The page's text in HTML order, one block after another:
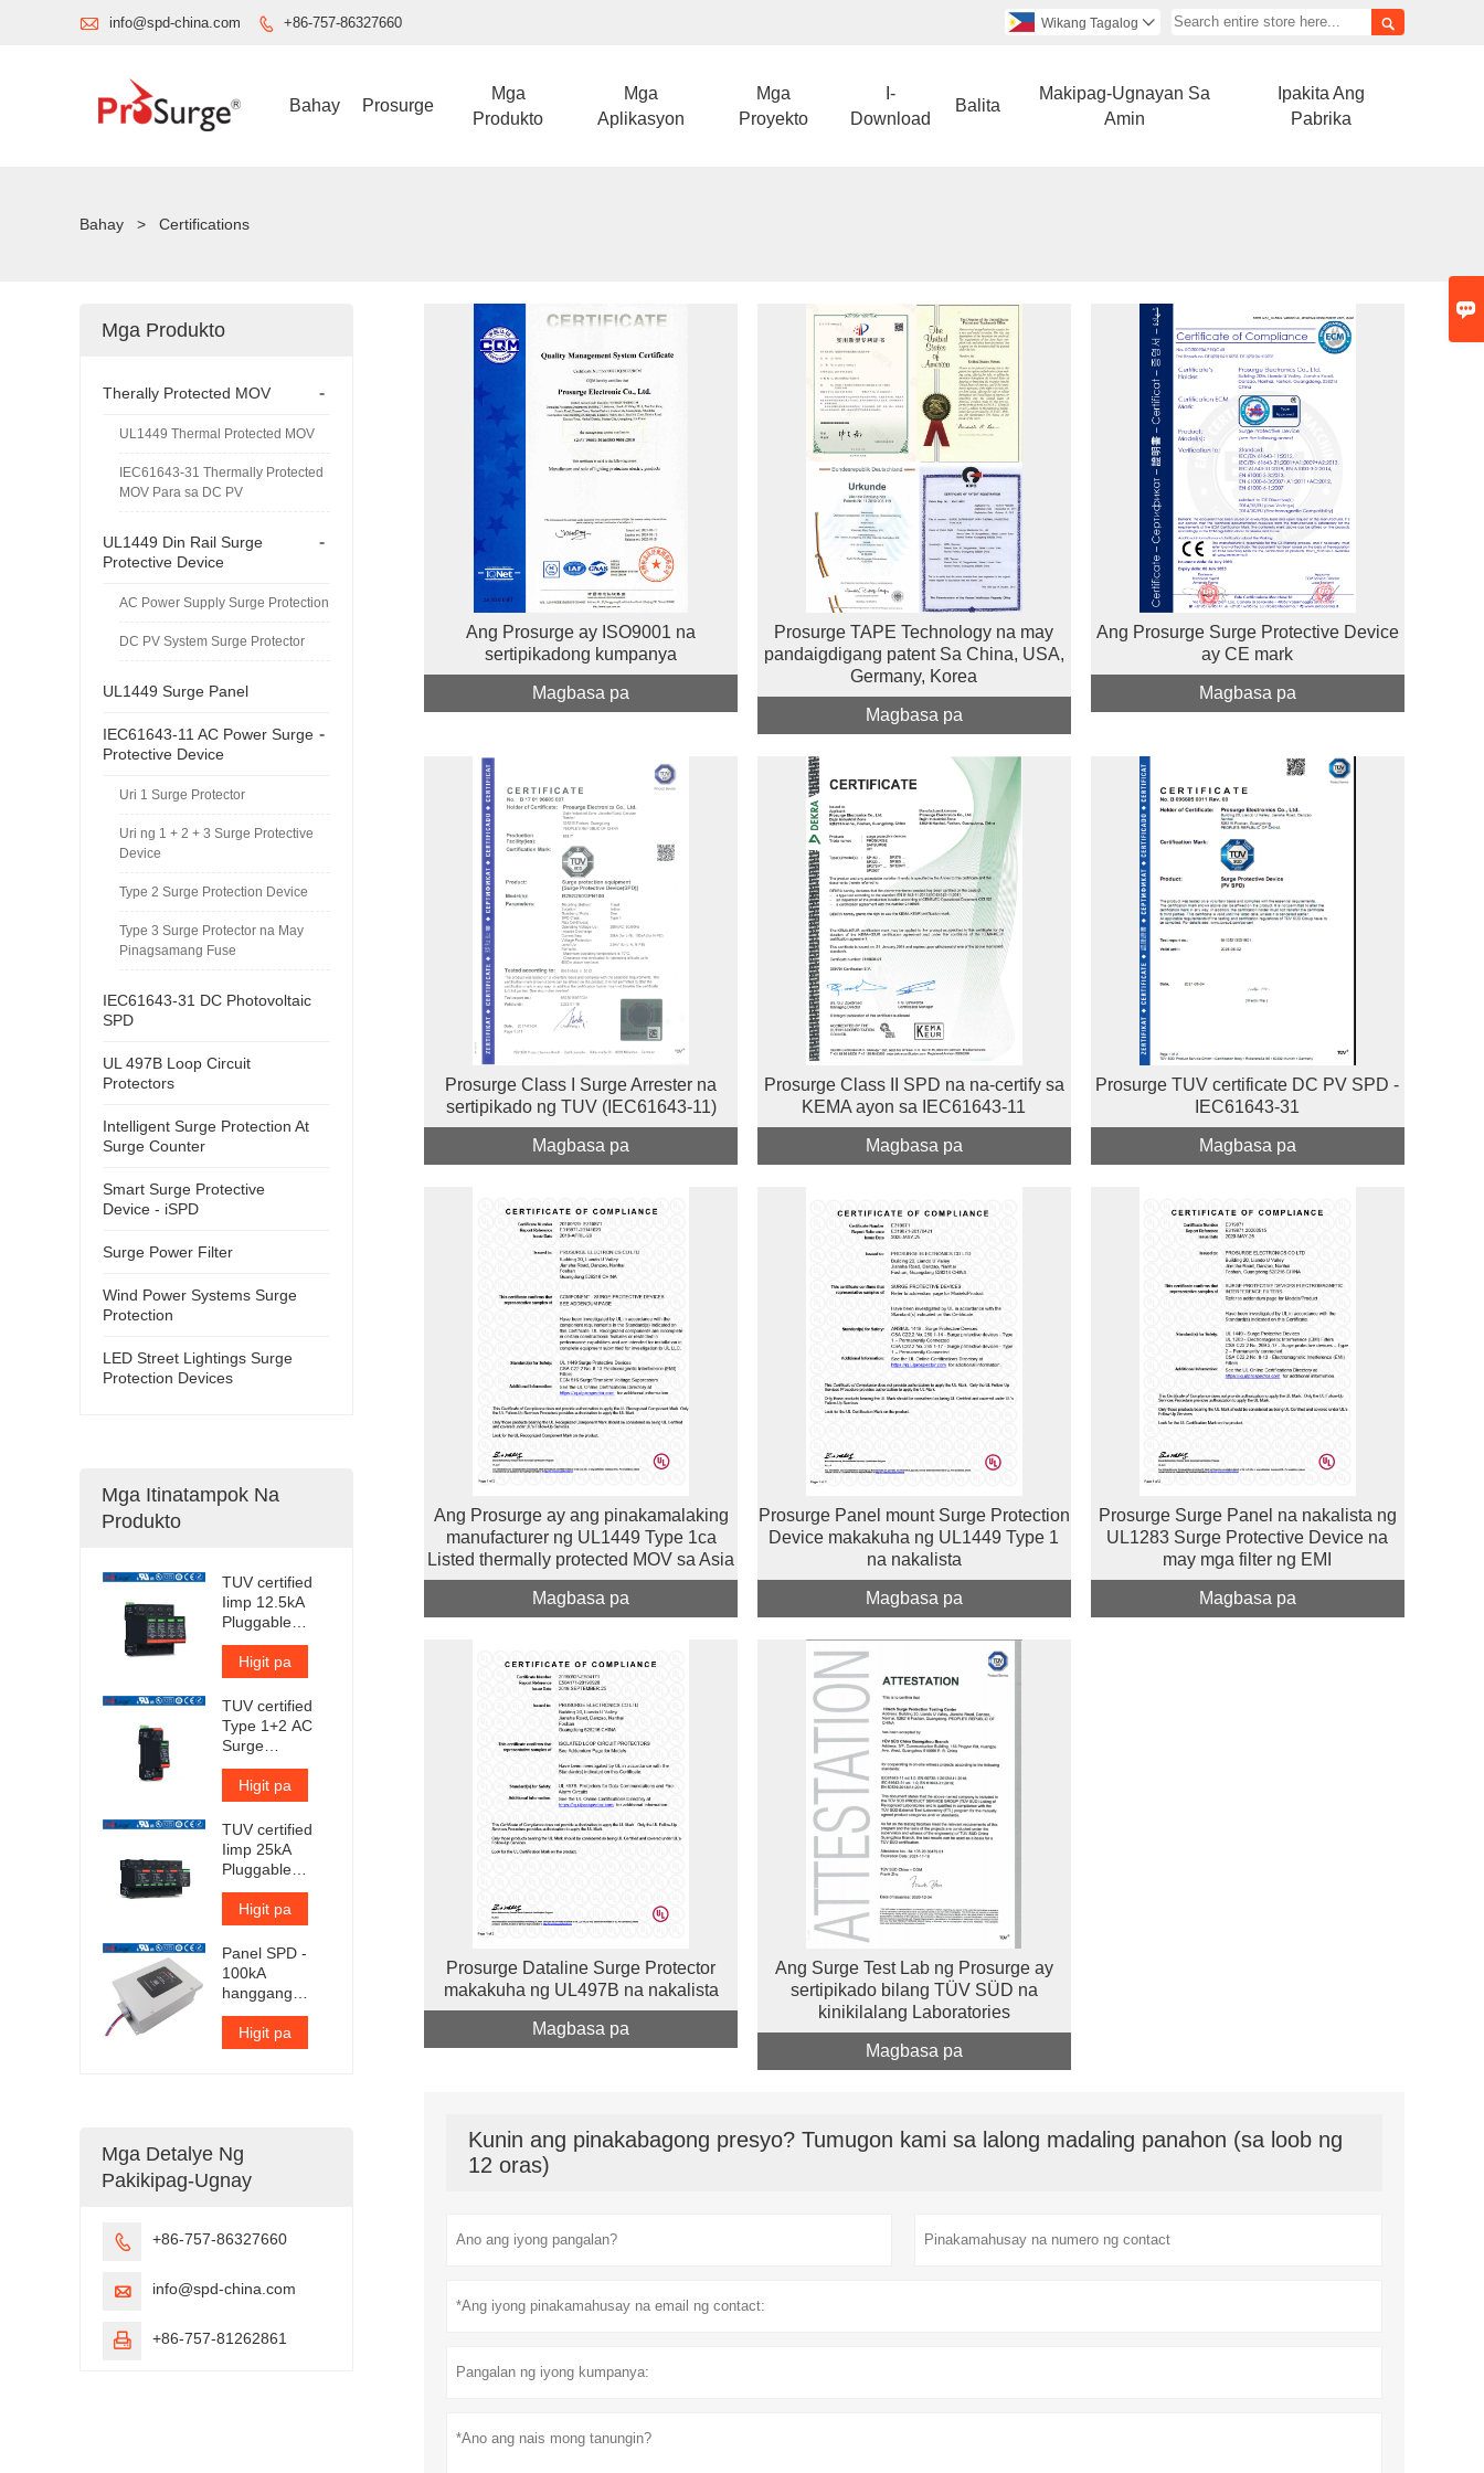

 info@spd-china.com  +86-757-86327660 
Wikang Tagalog 
Bahay Prosurge
Mga
Produkto
Mga
Aplikasyon
Mga
Proyekto
I-
Download
Balita
Makipag-Ugnayan Sa
Amin
Ipakita Ang
Pabrika
Bahay > Certifications
Ang Prosurge ay ISO9001 na
sertipikadong kumpanya
Magbasa pa
Prosurge TAPE Technology na may
pandaigdigang patent Sa China, USA,
Germany, Korea
Magbasa pa
Ang Prosurge Surge Protective Device
ay CE mark
Magbasa pa
Prosurge Class I Surge Arrester na
sertipikado ng TUV (IEC61643-11)
Magbasa pa
Prosurge Class II SPD na na-certify sa
KEMA ayon sa IEC61643-11
Magbasa pa
Prosurge TUV certificate DC PV SPD -
IEC61643-31
Magbasa pa
Ang Prosurge ay ang pinakamalaking
manufacturer ng UL1449 Type 1ca
Listed thermally protected MOV sa Asia
Magbasa pa
Prosurge Panel mount Surge Protection
Device makakuha ng UL1449 Type 1
na nakalista
Magbasa pa
Prosurge Surge Panel na nakalista ng
UL1283 Surge Protective Device na
may mga filter ng EMI
Magbasa pa
Prosurge Dataline Surge Protector
makakuha ng UL497B na nakalista
Magbasa pa
Ang Surge Test Lab ng Prosurge ay
sertipikado bilang TÜV SÜD na
kinikilalang Laboratories
Magbasa pa
Kunin ang pinakabagong presyo? Tumugon kami sa lalong madaling panahon (sa loob ng
12 oras)
Mga Produkto
-
Therally Protected MOV
UL1449 Thermal Protected MOV
IEC61643-31 Thermally Protected
MOV Para sa DC PV
-
UL1449 Din Rail Surge
Protective Device
AC Power Supply Surge Protection
DC PV System Surge Protector
UL1449 Surge Panel
-
IEC61643-11 AC Power Surge
Protective Device
Uri 1 Surge Protector
Uri ng 1 + 2 + 3 Surge Protective
Device
Type 2 Surge Protection Device
Type 3 Surge Protector na May
Pinagsamang Fuse
IEC61643-31 DC Photovoltaic
SPD
UL 497B Loop Circuit
Protectors
Intelligent Surge Protection At
Surge Counter
Smart Surge Protective
Device - iSPD
Surge Power Filter
Wind Power Systems Surge
Protection
LED Street Lightings Surge
Protection Devices
Mga Itinatampok Na
Produkto
TUV certified
Iimp 12.5kA
Pluggable
Surge
Protector
Higit pa
TUV certified
Type 1+2 AC
Surge
Protection
Device
Higit pa
TUV certified
Iimp 25kA
Pluggable
Surge
Protector
Higit pa
Panel SPD -
100kA
hanggang
300kA bawat
yugto
Higit pa
Mga Detalye Ng
Pakikipag-Ugnay
 +86-757-86327660
 info@spd-china.com
 +86-757-81262861